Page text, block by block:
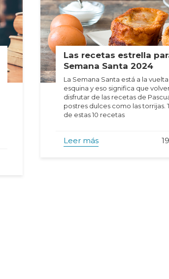
Las recetas estrella
Semana Santa 2024
La Semana Santa está a la
esquina y eso significa que
disfrutar de las recetas de
postres dulces como las torrijas.
de estas 10 recetas
Leer más